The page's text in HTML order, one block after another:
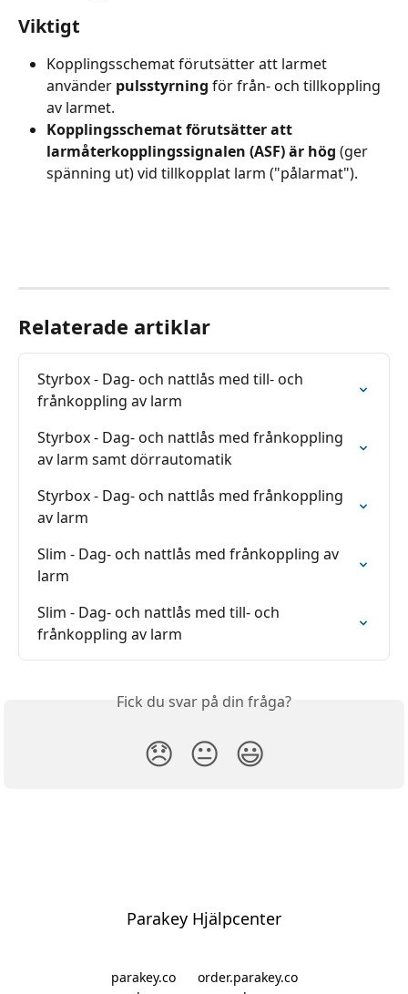
Viktigt
Kopplingsschemat förutsätter att larmet
använder pulsstyrning för från- och tillkoppling
av larmet.
Kopplingsschemat förutsätter att
larmåterkopplingssignalen (ASF) är hög (ger
spänning ut) vid tillkopplat larm ("pålarmat").
Relaterade artiklar
Styrbox - Dag- och nattlås med till- och
frånkoppling av larm
Styrbox - Dag- och nattlås med frånkoppling
av larm samt dörrautomatik
Styrbox - Dag- och nattlås med frånkoppling
av larm
Slim - Dag- och nattlås med frånkoppling av
larm
Slim - Dag- och nattlås med till- och
frånkoppling av larm
Fick du svar på din fråga?
😞 😐 😃
Parakey Hjälpcenter
parakey.co
order.parakey.co